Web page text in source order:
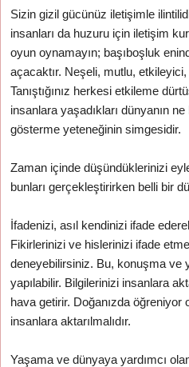
Sizin gizil gücünüz iletişimle
insanları da huzuru için iletişim
oyun oynamayın; başıboşluk
açacaktır. Neşeli, mutlu,
Tanıştığınız herkesi etkileme
insanlara yaşadıkları dünyanın
gösterme yeteneğinin simgesidir.
Zaman içinde düşündüklerinizi
bunları gerçekleştirirken belli bir
İfadenizi, asıl kendinizi ifade
Fikirlerinizi ve hislerinizi ifade
deneyebilirsiniz. Bu, konuşma ve
yapılabilir. Bilgilerinizi insanlara
hava getirir. Doğanızda
insanlara aktarılmalıdır.
Yaşama ve dünyaya yardımcı